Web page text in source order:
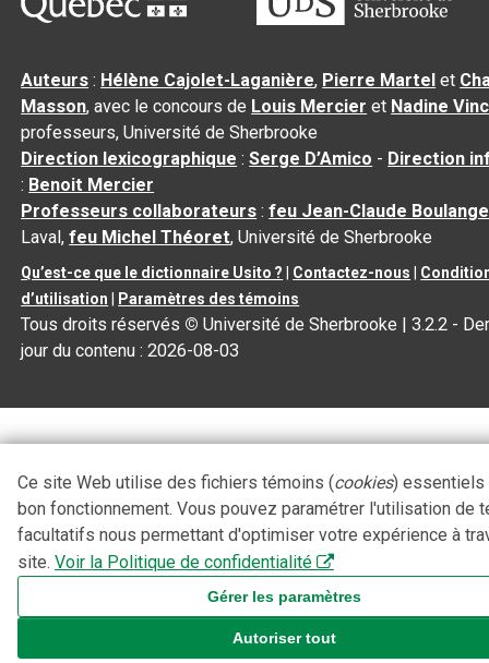
Auteurs : Hélène Cajolet-Laganière, Pierre Martel et
Masson, avec le concours de Louis Mercier et Nadine
professeurs, Université de Sherbrooke
Direction lexicographique :Serge D’Amico - Direction
: Benoit Mercier
Professeurs collaborateurs :feu Jean-Claude
Laval,feu Michel Théoret, Université de Sherbrooke
Qu’est-ce que le dictionnaire Usito ? Contactez-nous
d’utilisation
Paramètres des témoins
Tous droits réservés © Université de Sherbrooke |3.2.2 -
jour du contenu :2026-08-03
Ce site Web utilise des fichiers témoins (cookies) essentiels
bon fonctionnement. Vous pouvez paramétrer l'utilisation de
facultatifs nous permettant d'optimiser votre expérience à
site. Voir la Politique de confidentialité
Gérer les paramètres
Autoriser tout